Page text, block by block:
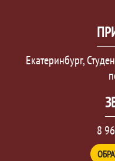
Екатеринбург,
8